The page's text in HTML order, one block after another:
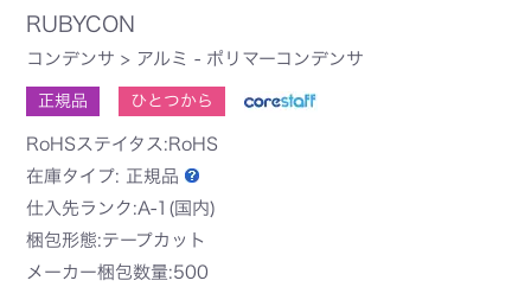
RUBYCON
コンデンサ > アルミ - ポリマーコンデンサ
正規品 ひとつから
RoHSステイタス:RoHS
在庫タイプ: 正規品
仕入先ランク:A-1(国内)
梱包形態:テープカット
メーカー梱包数量:500